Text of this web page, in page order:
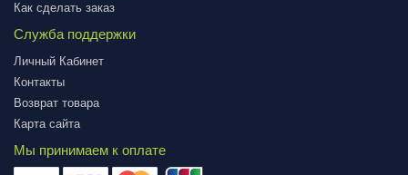
Как сделать заказ
Служба поддержки
Личный Кабинет
Контакты
Возврат товара
Карта сайта
Мы принимаем к оплате